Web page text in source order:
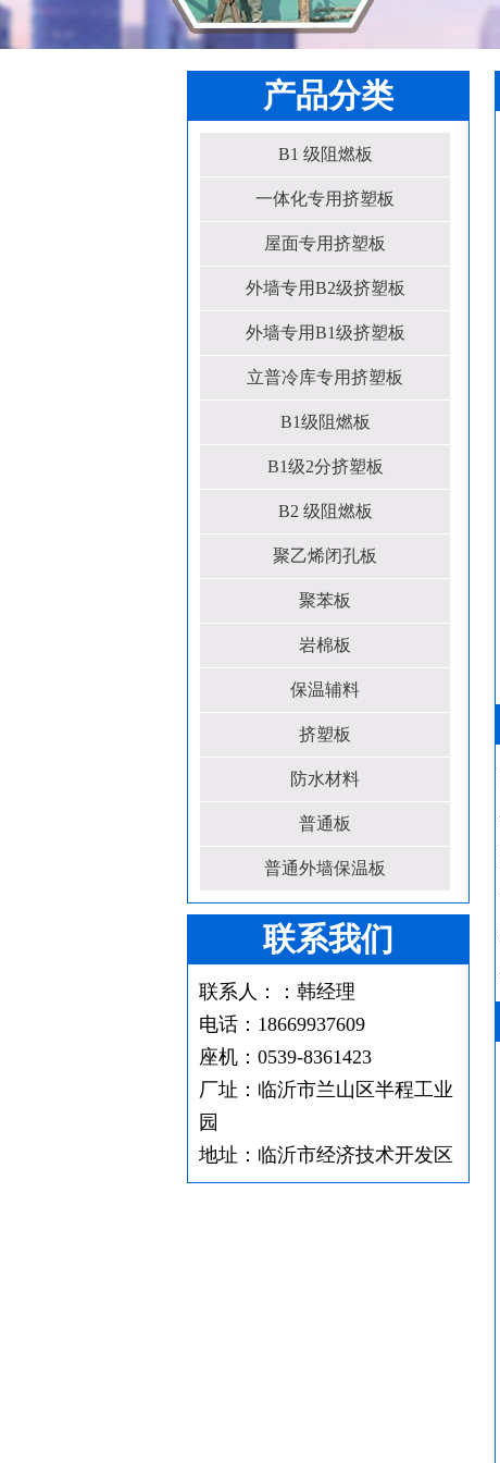
产品分类
B1 级阻燃板
一体化专用挤塑板
屋面专用挤塑板
外墙专用B2级挤塑板
外墙专用B1级挤塑板
立普冷库专用挤塑板
B1级阻燃板
B1级2分挤塑板
B2 级阻燃板
聚乙烯闭孔板
聚苯板
岩棉板
保温辅料
挤塑板
防水材料
普通板
普通外墙保温板
联系我们
联系人：：韩经理
电话：18669937609
座机：0539-8361423
厂址：临沂市兰山区半程工业
园
地址：临沂市经济技术开发区